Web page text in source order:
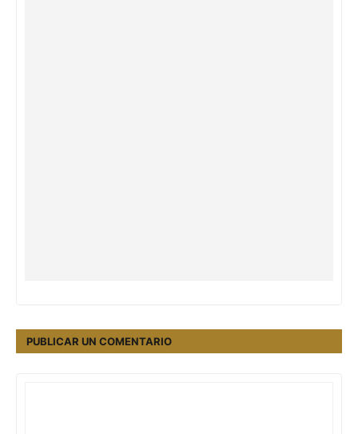
PUBLICAR UN COMENTARIO